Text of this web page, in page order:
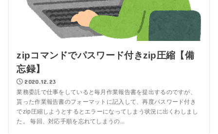
zipコマンドでパスワード付きzip圧縮【備
忘録】
2020.12.23
業務委託で仕事をしていると毎月作業報告書を提出するのですが、
貰った作業報告書のフォーマットに記入して、再度パスワード付き
でzip圧縮しようとするとエラーになってしまう状況に出くわしまし
た。 毎回、対応手順を忘れてしまうの...